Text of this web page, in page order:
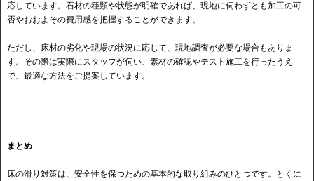
応しています。石材の種類や状態が明確であれば、現地に伺わずとも加工の可
否やおおよその費用感を把握することができます。
ただし、床材の劣化や現場の状況に応じて、現地調査が必要な場合もありま
す。その際は実際にスタッフが伺い、素材の確認やテスト施工を行ったうえ
で、最適な方法をご提案しています。
まとめ
床の滑り対策は、安全性を保つための基本的な取り組みのひとつです。とくに